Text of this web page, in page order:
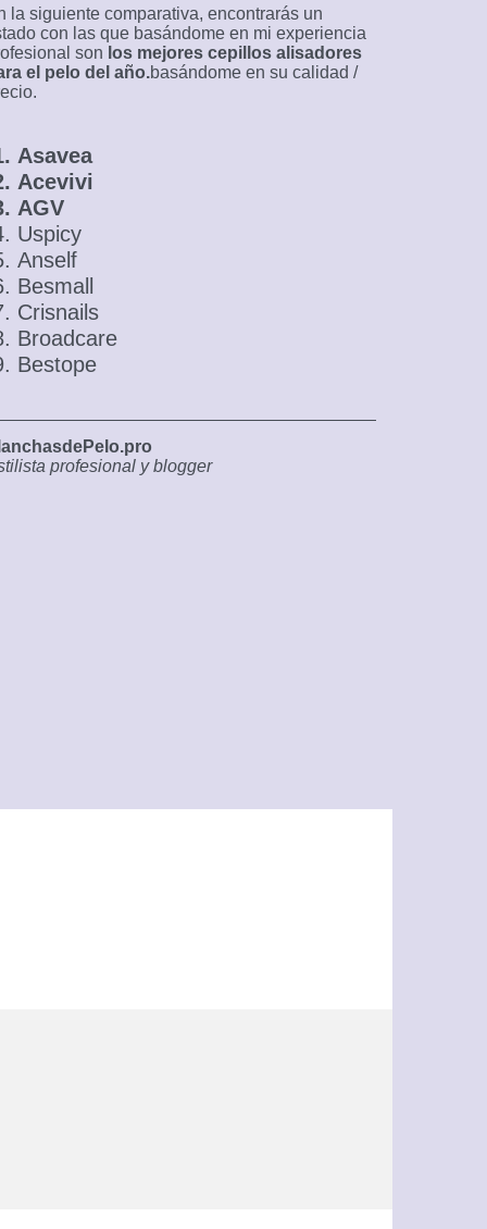
la siguiente comparativa, encontrarás un
con las que basándome en mi experiencia
son los mejores cepillos alisadores
el pelo del año.basándome en su calidad /
Asavea
Acevivi
AGV
Uspicy
Anself
Besmall
Crisnails
Broadcare
Bestope
profesional y blogger